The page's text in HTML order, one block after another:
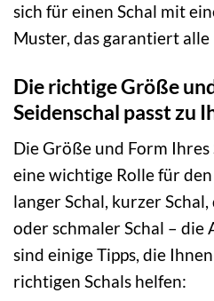
sich für einen Schal mit
Muster, das garantiert alle
Die richtige Größe
Seidenschal passt zu
Die Größe und Form Ihres
eine wichtige Rolle für
langer Schal, kurzer
oder schmaler Schal – die
sind einige Tipps, die
richtigen Schals helfen: